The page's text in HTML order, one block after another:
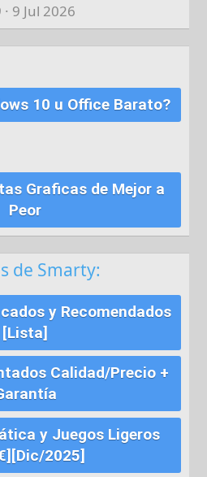
9 Jul 2026
10 u Office Barato?
Graficas de Mejor a
Peor
de Smarty:
y Recomendados
[Lista]
Calidad/Precio +
y Juegos Ligeros
2025]